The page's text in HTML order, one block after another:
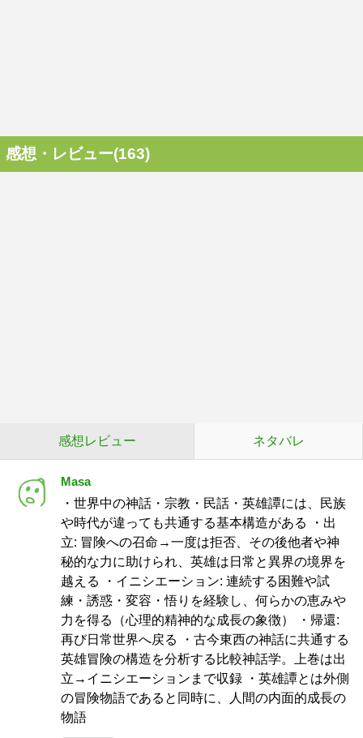
感想・レビュー(163)
感想レビュー ネタバレ
Masa
・世界中の神話・宗教・民話・英雄譚には、民族
や時代が違っても共通する基本構造がある ・出
立: 冒険への召命→一度は拒否、その後他者や神
秘的な力に助けられ、英雄は日常と異界の境界を
越える ・イニシエーション: 連続する困難や試
練・誘惑・変容・悟りを経験し、何らかの恵みや
力を得る（心理的精神的な成長の象徴） ・帰還:
再び日常世界へ戻る ・古今東西の神話に共通する
英雄冒険の構造を分析する比較神話学。上巻は出
立→イニシエーションまで収録 ・英雄譚とは外側
の冒険物語であると同時に、人間の内面的成長の
物語